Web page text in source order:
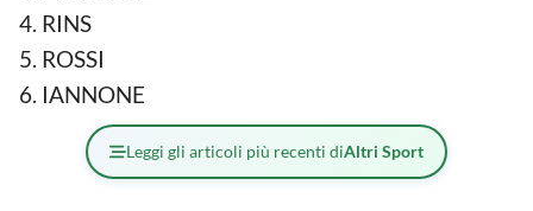
RINS
ROSSI
IANNONE
Leggi gli articoli più recenti diAltri Sport